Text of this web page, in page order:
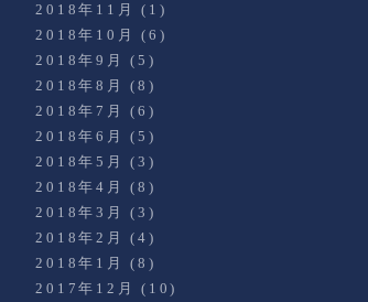
2018年11月
(1)
2018年10月
(6)
2018年9月
(5)
2018年8月
(8)
2018年7月
(6)
2018年6月
(5)
2018年5月
(3)
2018年4月
(8)
2018年3月
(3)
2018年2月
(4)
2018年1月
(8)
2017年12月
(10)